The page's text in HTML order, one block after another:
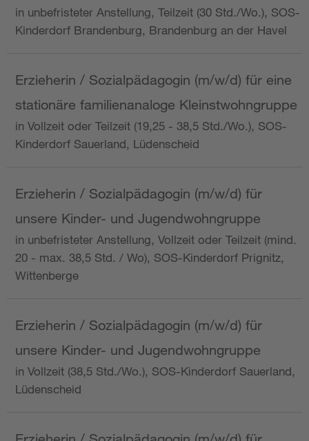
in unbefristeter Anstellung, Teilzeit (30 Std./Wo.), SOS-
Kinderdorf Brandenburg, Brandenburg an der Havel
Erzieherin / Sozialpädagogin (m/w/d) für eine
stationäre familienanaloge Kleinstwohngruppe
in Vollzeit oder Teilzeit (19,25 - 38,5 Std./Wo.), SOS-
Kinderdorf Sauerland, Lüdenscheid
Erzieherin / Sozialpädagogin (m/w/d) für
unsere Kinder- und Jugendwohngruppe
in unbefristeter Anstellung, Vollzeit oder Teilzeit (mind.
20 - max. 38,5 Std. / Wo), SOS-Kinderdorf Prignitz,
Wittenberge
Erzieherin / Sozialpädagogin (m/w/d) für
unsere Kinder- und Jugendwohngruppe
in Vollzeit (38,5 Std./Wo.), SOS-Kinderdorf Sauerland,
Lüdenscheid